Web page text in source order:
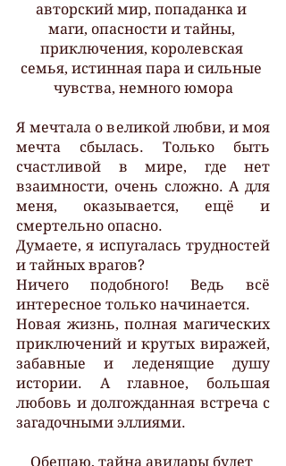
авторский мир, попаданка и
маги, опасности и тайны,
приключения, королевская
семья, истинная пара и сильные
чувства, немного юмора
Я мечтала о великой любви, и моя
мечта сбылась. Только быть
счастливой в мире, где нет
взаимности, очень сложно. А для
меня, оказывается, ещё и
смертельно опасно.
Думаете, я испугалась трудностей
и тайных врагов?
Ничего подобного! Ведь всё
интересное только начинается.
Новая жизнь, полная магических
приключений и крутых виражей,
забавные и леденящие душу
истории. А главное, большая
любовь и долгожданная встреча с
загадочными эллиями.
Обещаю, тайна авидары будет